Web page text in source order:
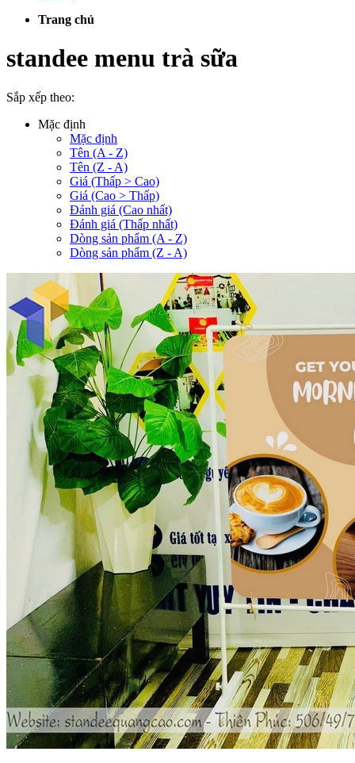
Trang chủ
standee menu trà sữa
Sắp xếp theo:
Mặc định
Mặc định
Tên (A - Z)
Tên (Z - A)
Giá (Thấp > Cao)
Giá (Cao > Thấp)
Đánh giá (Cao nhất)
Đánh giá (Thấp nhất)
Dòng sản phẩm (A - Z)
Dòng sản phẩm (Z - A)